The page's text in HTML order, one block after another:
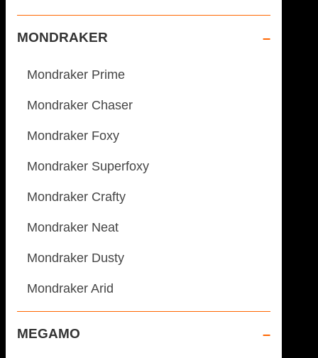
MONDRAKER
Mondraker Prime
Mondraker Chaser
Mondraker Foxy
Mondraker Superfoxy
Mondraker Crafty
Mondraker Neat
Mondraker Dusty
Mondraker Arid
MEGAMO